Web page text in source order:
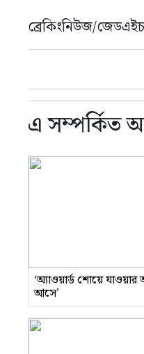
ব্রেকিংনিউজ/জেডএইচ
এ সম্পর্কিত
‘অ্যাওয়ার্ড শোয়ে
আসে’